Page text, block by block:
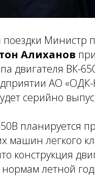
поездки Министр
Алиханов
двигателя ВК-
АО «ОДК-
серийно
планируется
машин легкого
конструкция
летной